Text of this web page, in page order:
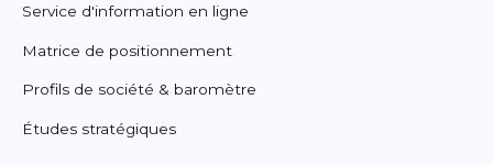
Service d'information en ligne
Matrice de positionnement
Profils de société & baromètre
Études stratégiques